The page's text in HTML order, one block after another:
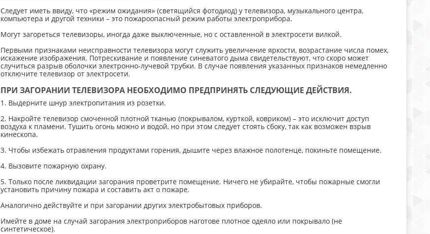
Следует иметь ввиду, что «режим ожидания» (светящийся фотодиод) у телевизора, музыкального центра,
компьютера и другой техники – это пожароопасный режим работы электроприбора.
Могут загореться телевизоры, иногда даже выключенные, но с оставленной в электросети вилкой.
Первыми признаками неисправности телевизора могут служить увеличение яркости, возрастание числа помех,
искажение изображения. Потрескивание и появление синеватого дыма свидетельствуют, что скоро может
случиться разрыв оболочки электронно-лучевой трубки. В случае появления указанных признаков немедленно
отключите телевизор от электросети.
ПРИ ЗАГОРАНИИ ТЕЛЕВИЗОРА НЕОБХОДИМО ПРЕДПРИНЯТЬ СЛЕДУЮЩИЕ ДЕЙСТВИЯ.
1. Выдерните шнур электропитания из розетки.
2. Накройте телевизор смоченной плотной тканью (покрывалом, курткой, ковриком) – это исключит доступ
воздуха к пламени. Тушить огонь можно и водой, но при этом следует стоять сбоку, так как возможен взрыв
кинескопа.
3. Чтобы избежать отравления продуктами горения, дышите через влажное полотенце, покиньте помещение.
4. Вызовите пожарную охрану.
5. Только после ликвидации загорания проветрите помещение. Ничего не убирайте, чтобы пожарные смогли
установить причину пожара и составить акт о пожаре.
Аналогично действуйте и при загорании других электробытовых приборов.
Имейте в доме на случай загорания электроприборов наготове плотное одеяло или покрывало (не
синтетическое).